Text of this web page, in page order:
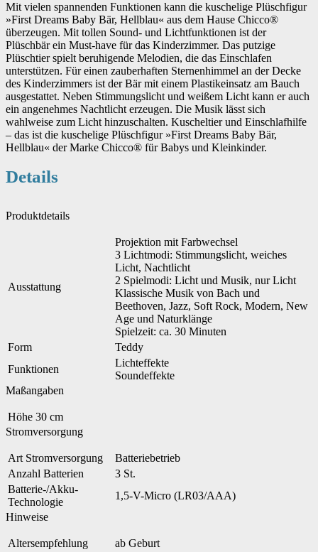
Mit vielen spannenden Funktionen kann die kuschelige Plüschfigur
»First Dreams Baby Bär, Hellblau« aus dem Hause Chicco®
überzeugen. Mit tollen Sound- und Lichtfunktionen ist der
Plüschbär ein Must-have für das Kinderzimmer. Das putzige
Plüschtier spielt beruhigende Melodien, die das Einschlafen
unterstützen. Für einen zauberhaften Sternenhimmel an der Decke
des Kinderzimmers ist der Bär mit einem Plastikeinsatz am Bauch
ausgestattet. Neben Stimmungslicht und weißem Licht kann er auch
ein angenehmes Nachtlicht erzeugen. Die Musik lässt sich
wahlweise zum Licht hinzuschalten. Kuscheltier und Einschlafhilfe
– das ist die kuschelige Plüschfigur »First Dreams Baby Bär,
Hellblau« der Marke Chicco® für Babys und Kleinkinder.
Details
Produktdetails
Ausstattung
Projektion mit Farbwechsel
3 Lichtmodi: Stimmungslicht, weiches
Licht, Nachtlicht
2 Spielmodi: Licht und Musik, nur Licht
Klassische Musik von Bach und
Beethoven, Jazz, Soft Rock, Modern, New
Age und Naturklänge
Spielzeit: ca. 30 Minuten
Form
Teddy
Funktionen
Lichteffekte
Soundeffekte
Maßangaben
Höhe 30 cm
Stromversorgung
Art Stromversorgung
Batteriebetrieb
Anzahl Batterien
3 St.
Batterie-/Akku-
Technologie
1,5-V-Micro (LR03/AAA)
Hinweise
Altersempfehlung ab Geburt